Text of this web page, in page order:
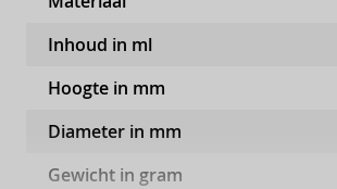
Inhoud in ml
Hoogte in mm
Diameter in mm
Gewicht in gram